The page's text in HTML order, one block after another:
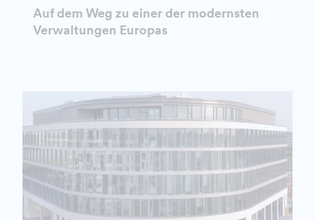
Auf dem Weg zu einer der modernsten
Verwaltungen Europas